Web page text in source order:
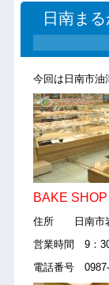
日南ま
今回は日南市油
BAKE
住所 日南市
営業時間 9：
電話番号